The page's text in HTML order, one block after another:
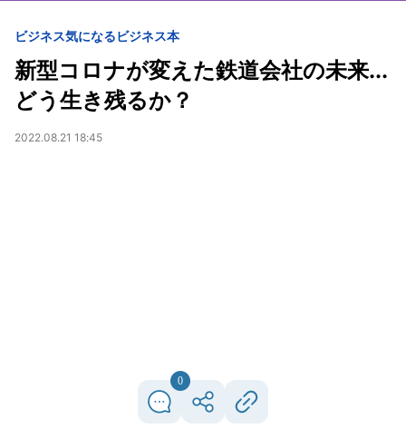
ビジネス気になるビジネス本
新型コロナが変えた鉄道会社の未来...
どう生き残るか？
2022.08.21 18:45
0